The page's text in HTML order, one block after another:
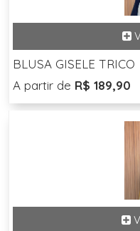
BLUSA GISELE TRICO
A partir de R$ 189,90